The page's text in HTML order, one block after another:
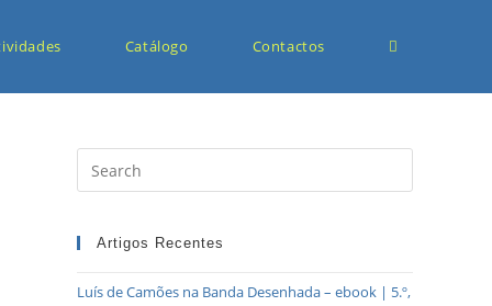
Catálogo Contactos
Artigos Recentes
Luís de Camões na Banda Desenhada – ebook | 5.º,